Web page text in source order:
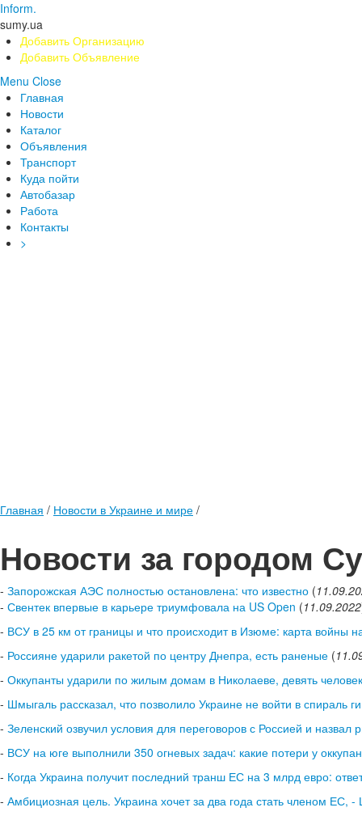
Inform.
sumy.ua
Добавить Организацию
Добавить Объявление
Menu Close
Главная
Новости
Каталог
Объявления
Транспорт
Куда пойти
Автобазар
Работа
Контакты
>
Главная / Новости в Украине и мире /
Новости за городом
- Запорожская АЭС полностью остановлена: что известно (
- Свентек впервые в карьере триумфовала на US Open (11.09.2022
- ВСУ в 25 км от границы и что происходит в Изюме: карта войны
- Россияне ударили ракетой по центру Днепра, есть раненые (
- Оккупанты ударили по жилым домам в Николаеве, девять
- Шмыгаль рассказал, что позволило Украине не войти в спираль
- Зеленский озвучил условия для переговоров с Россией и назвал
- ВСУ на юге выполнили 350 огневых задач: какие потери у
- Когда Украина получит последний транш ЕС на 3 млрд евро:
- Амбициозная цель. Украина хочет за два года стать членом ЕС,